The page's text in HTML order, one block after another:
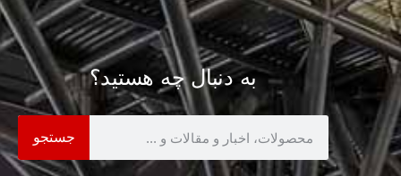
به دنبال چه هستید؟
جستجو